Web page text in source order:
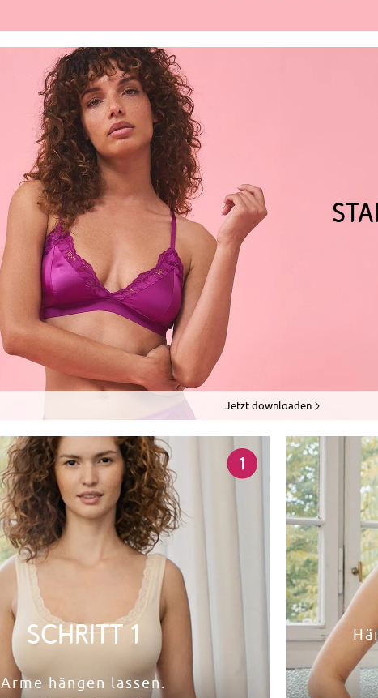
Jetzt downloaden
Schritt 1​
Arme hängen lassen.